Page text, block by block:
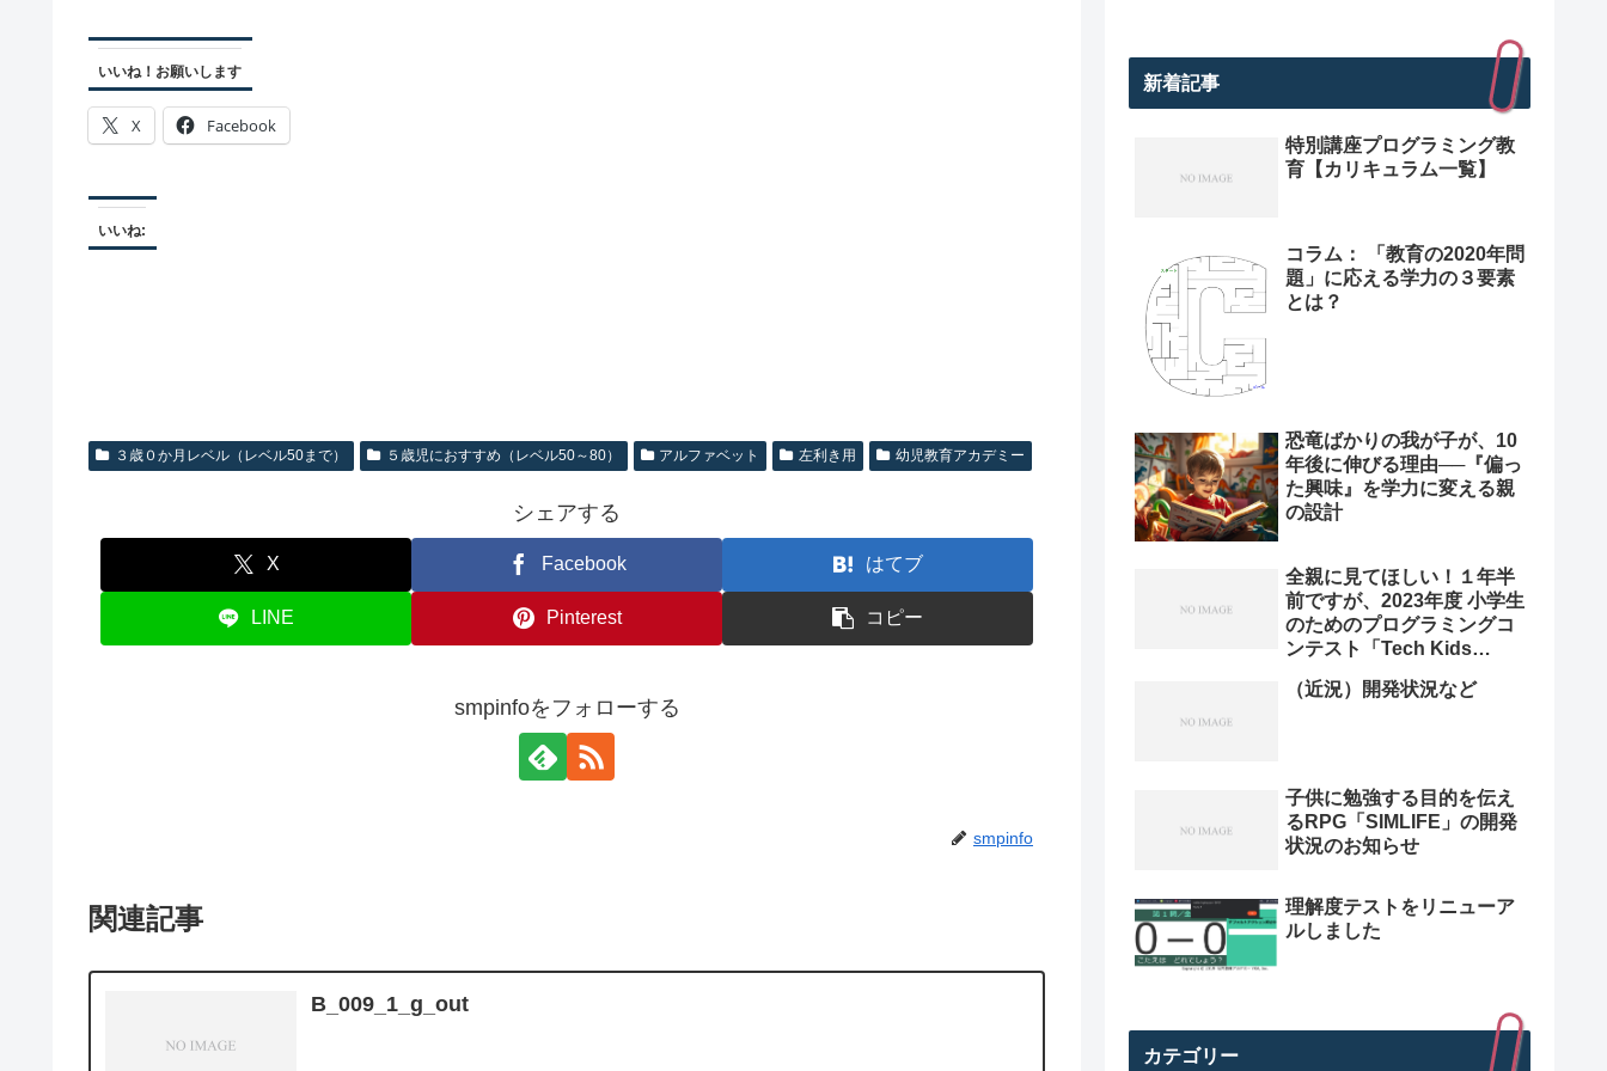
いいね！お願いします
X Facebook
いいね:
３歳０か月レベル（レベル50まで） ５歳児におすすめ（レベル50～80） アルファベット 左利き用 幼児教育アカデミー
シェアする
X Facebook はてブ
LINE Pinterest コピー
smpinfoをフォローする
smpinfo
関連記事
B_009_1_g_out
新着記事
特別講座プログラミング教
育【カリキュラム一覧】
コラム： 「教育の2020年問
題」に応える学力の３要素
とは？
恐竜ばかりの我が子が、10
年後に伸びる理由──『偏っ
た興味』を学力に変える親
の設計
全親に見てほしい！１年半
前ですが、2023年度 小学生
のためのプログラミングコ
ンテスト「Tech Kids
勝プレゼン動画を紹介。プ
（近況）開発状況など
子供に勉強する目的を伝え
るRPG「SIMLIFE」の開発
状況のお知らせ
理解度テストをリニューア
ルしました
カテゴリー